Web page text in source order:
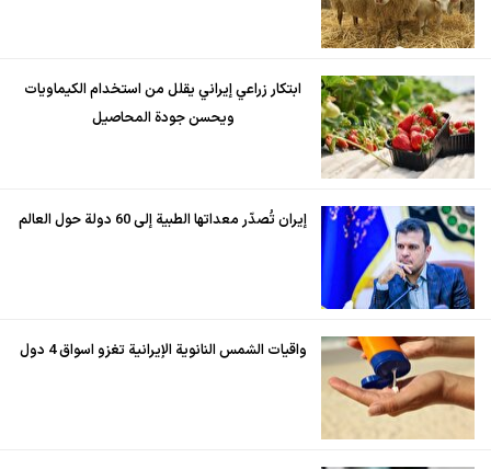
ابتكار زراعي إيراني يقلل من استخدام الكيماويات
ويحسن جودة المحاصيل
إيران تُصدّر معداتها الطبية إلى 60 دولة حول العالم
واقيات الشمس النانوية الإيرانية تغزو اسواق 4 دول